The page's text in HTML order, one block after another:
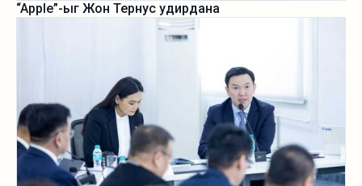
“Apple”-ыг Жон Тернус удирдана